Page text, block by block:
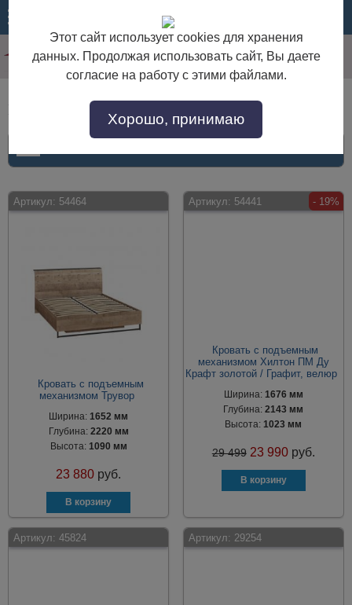
Кровати с подъемным механизмом
Артикул: 54464
Кровать с подъемным
механизмом Трувор
Ширина:1652 мм
Глубина: 2220 мм
Высота: 1090 мм
23 880 руб.
Артикул: 54441 - 19%
Кровать с подъемным
механизмом Хилтон ПМ Ду
Крафт золотой / Графит, велюр
Ширина: 1676 мм
Глубина:2143 мм
Высота:1023 мм
29 499 23 990 руб.
Артикул: 45824 Артикул: 29254
Этот сайт использует cookies для хранения
данных. Продолжая использовать сайт, Вы даете
согласие на работу с этими файлами.
Хорошо, принимаю